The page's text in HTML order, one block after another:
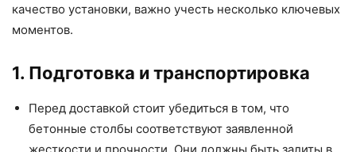
качество установки, важно учесть несколько ключевых
моментов.
1. Подготовка и транспортировка
Перед доставкой стоит убедиться в том, что
бетонные столбы соответствуют заявленной